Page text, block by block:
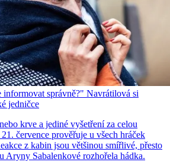
informovat správně?" Navrátilová si
jedničce
krve a jediné vyšetření za celou
července prověřuje u všech hráček
z kabin jsou většinou smířlivé, přesto
Aryny Sabalenkové rozhořela hádka.